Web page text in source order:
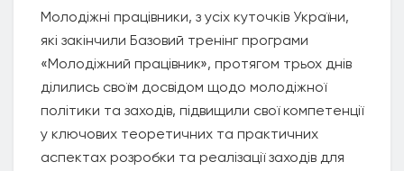
Молодіжні працівники, з усіх куточків України,
які закінчили Базовий тренінг програми
«Молодіжний працівник», протягом трьох днів
ділились своїм досвідом щодо молодіжної
політики та заходів, підвищили свої компетенції
у ключових теоретичних та практичних
аспектах розробки та реалізації заходів для